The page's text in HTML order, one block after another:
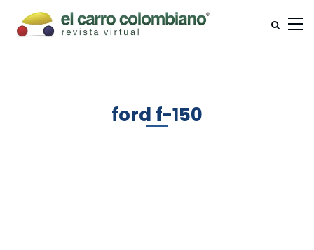
ford f-150